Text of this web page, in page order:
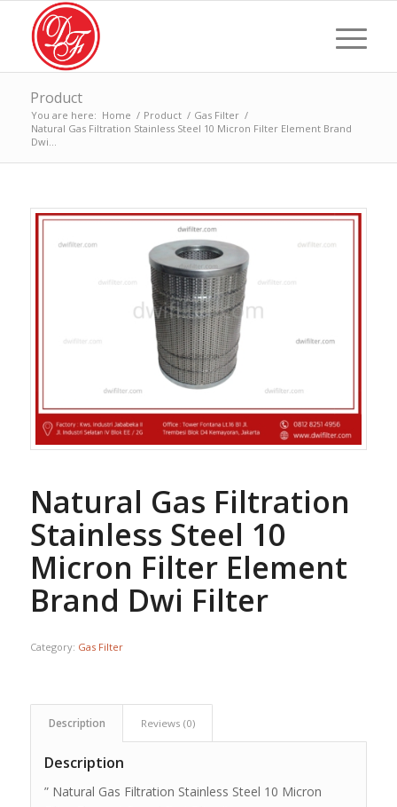
Product
You are here: Home / Product / Gas Filter /
Natural Gas Filtration Stainless Steel 10 Micron Filter Element Brand
Dwi...
Natural Gas Filtration
Stainless Steel 10
Micron Filter Element
Brand Dwi Filter
Category: Gas Filter
Description Reviews (0)
Description
” Natural Gas Filtration Stainless Steel 10 Micron